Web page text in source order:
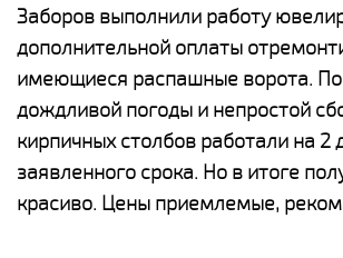
Заборов выполнили работу
дополнительной оплаты
имеющиеся распашные ворота.
дождливой погоды и непростой
кирпичных столбов работали на 2
заявленного срока. Но в итоге
красиво. Цены приемлемые,